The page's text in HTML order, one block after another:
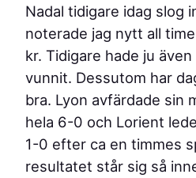
Nadal tidigare idag slog
noterade jag nytt all
kr. Tidigare hade ju
vunnit. Dessutom har
bra. Lyon avfärdade sin
hela 6-0 och Lorient
1-0 efter ca en timmes
resultatet står sig så